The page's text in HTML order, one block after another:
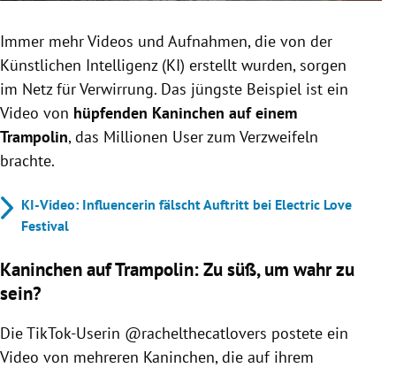
Untermenü
Immer mehr Videos und Aufnahmen, die von der
Künstlichen Intelligenz (KI) erstellt wurden, sorgen
im Netz für Verwirrung. Das jüngste Beispiel ist ein
Video von hüpfenden Kaninchen auf einem
Trampolin, das Millionen User zum Verzweifeln
brachte.
KI-Video: Influencerin fälscht Auftritt bei Electric Love
Festival
Kaninchen auf Trampolin: Zu süß, um wahr zu
sein?
Die TikTok-Userin @rachelthecatlovers postete ein
Video von mehreren Kaninchen, die auf ihrem